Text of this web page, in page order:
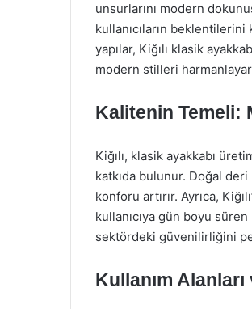
unsurlarını modern
kullanıcıların
yapılar, Kiğılı klasik
modern stilleri
Kalitenin Temeli:
Kiğılı, klasik ayakkabı
katkıda bulunur. Doğal
konforu artırır. Ayrıca,
kullanıcıya gün boyu süren
sektördeki güvenilirliğini
Kullanım